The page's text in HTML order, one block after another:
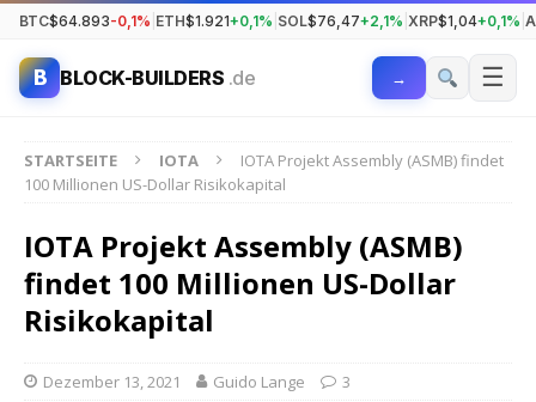
BTC$64.893-0,1% ETH$1.921+0,1% SOL$76,47+2,1% XRP$1,04+0,1%
B BLOCK-BUILDERS .de → ☰
STARTSEITE IOTA
IOTA Projekt Assembly (ASMB) findet
100 Millionen US-Dollar Risikokapital
IOTA Projekt Assembly (ASMB)
findet 100 Millionen US-Dollar
Risikokapital
Dezember 13, 2021 Guido Lange 3